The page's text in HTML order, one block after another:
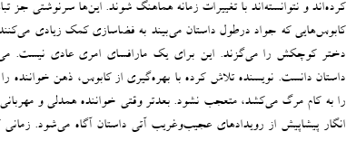
کرده‌اند و نتوانسته‌اند با تغییرات زمانه هماهنگ شوند. این‌ها سرنوشتی جز
کابوس‌هایی که جواد درطول داستان می‌بیند به فضاسازی کمک زیادی
دختر کوچکش را می‌گزند. این برای یک مارافسای امری عادی نیست.
داستان دانست. نویسنده تلاش کرده با بهره‌گیری از کابوس، ذهن خواننده را
را به کام مرگ می‌کشد، متعجب نشود. بعدتر وقتی خواننده همدلی و
انگار پیشاپیش از رویدادهای عجیب‌وغریب آتی داستان آگاه می‌شود.